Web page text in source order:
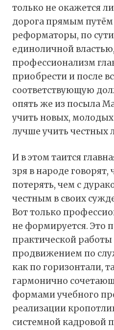
только не окажется
дорога прямым путём
реформаторы, по
единоличной
профессионализм
приобрести и после
соответствующую
опять же из посыла
учить новых,
лучше учить честных
И в этом таится
зря в народе
потерять, чем с
честным в своих
Вот только
не формируется. Это
практической
продвижением по
как по горизонтали,
гармонично
формами учебного
реализации
системной кадровой